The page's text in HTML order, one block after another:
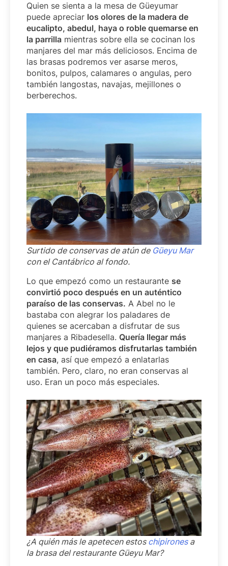
Quien se sienta a la mesa de Güeyumar
puede apreciar los olores de la madera de
eucalipto, abedul, haya o roble quemarse en
la parrilla mientras sobre ella se cocinan los
manjares del mar más deliciosos. Encima de
las brasas podremos ver asarse meros,
bonitos, pulpos, calamares o angulas, pero
también langostas, navajas, mejillones o
berberechos.
Surtido de conservas de atún de Güeyu Mar
con el Cantábrico al fondo.
Lo que empezó como un restaurante se
convirtió poco después en un auténtico
paraíso de las conservas. A Abel no le
bastaba con alegrar los paladares de
quienes se acercaban a disfrutar de sus
manjares a Ribadesella. Quería llegar más
lejos y que pudiéramos disfrutarlas también
en casa, así que empezó a enlatarlas
también. Pero, claro, no eran conservas al
uso. Eran un poco más especiales.
¿A quién más le apetecen estos chipironesa
la brasa del restaurante Güeyu Mar?